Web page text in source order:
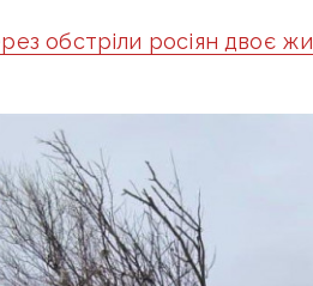
обстріли росіян двоє